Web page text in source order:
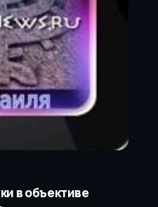
в объективе